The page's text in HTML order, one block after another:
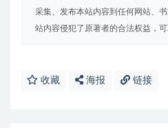
采集、发布本站内容到任何网站、
站内容侵犯了原著者的合法权益，可
收藏 海报 链接